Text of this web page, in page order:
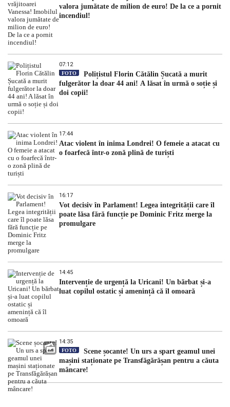
valora jumătate de milion de euro! De la ce a pornit
incendiul!
07:12
FOTO
Polițistul Florin Cătălin Șucată a murit
fulgerător la doar 44 ani! A lăsat în urmă o soție și
doi copii!
17:44
Atac violent în inima Londrei! O femeie a atacat cu
o foarfecă într-o zonă plină de turiști
16:17
Vot decisiv în Parlament! Legea integrității care îl
poate lăsa fără funcție pe Dominic Fritz merge la
promulgare
14:45
Intervenție de urgență la Uricani! Un bărbat și-a
luat copilul ostatic și amenință că îl omoară
14:35
FOTO
Scene șocante! Un urs a spart geamul unei
mașini staționate pe Transfăgărășan pentru a căuta
mâncare!